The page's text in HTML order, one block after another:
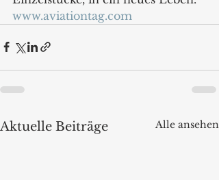
www.aviationtag.com
Aktuelle Beiträge Alle ansehen